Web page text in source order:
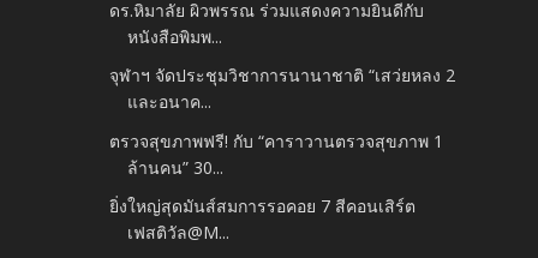
ดร.หิมาลัย ผิวพรรณ ร่วมแสดงความยินดีกับ
หนังสือพิมพ...
จุฬาฯ จัดประชุมวิชาการนานาชาติ “เสว่ยหลง 2
และอนาค...
ตรวจสุขภาพฟรี! กับ “คาราวานตรวจสุขภาพ 1
ล้านคน” 30...
ยิ่งใหญ่สุดมันส์สมการรอคอย 7 สีคอนเสิร์ต
เฟสติวัล@M...